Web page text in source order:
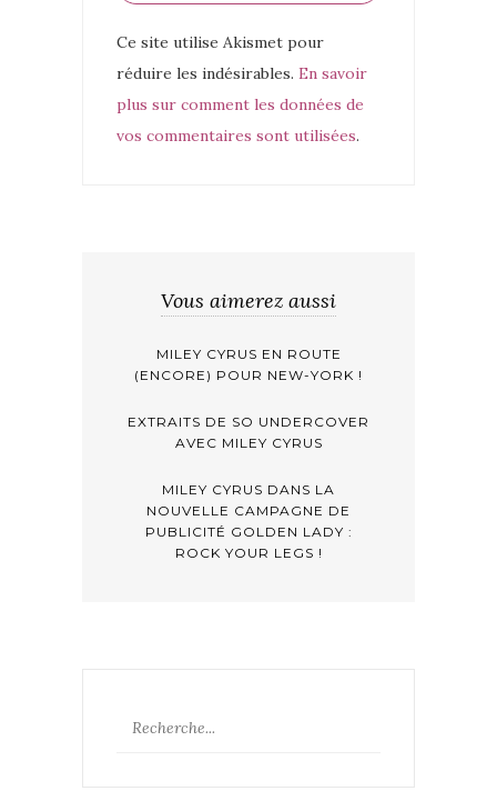
Ce site utilise Akismet pour
réduire les indésirables. En savoir
plus sur comment les données de
vos commentaires sont utilisées.
Vous aimerez aussi
MILEY CYRUS EN ROUTE
(ENCORE) POUR NEW-YORK !
EXTRAITS DE SO UNDERCOVER
AVEC MILEY CYRUS
MILEY CYRUS DANS LA
NOUVELLE CAMPAGNE DE
PUBLICITÉ GOLDEN LADY :
ROCK YOUR LEGS !